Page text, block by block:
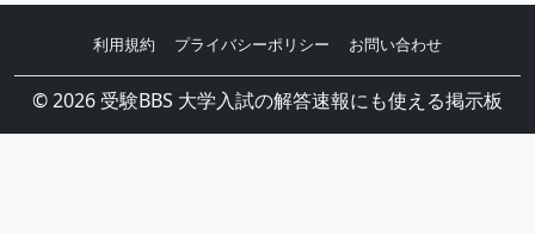
利用規約 プライバシーポリシー お問い合わせ
© 2026 受験BBS 大学入試の解答速報にも使える掲示板